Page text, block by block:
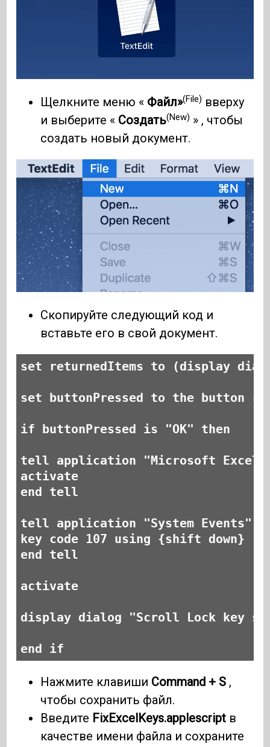
Щелкните меню « Файл»(File) вверху
и выберите « Создать(New) » , чтобы
создать новый документ.
Скопируйте следующий код и
вставьте его в свой документ.
set returnedItems to (display
set buttonPressed to the button
if buttonPressed is "OK" then
tell application "Microsoft Excel"
activate
end tell
tell application "System Events"
key code 107 using {shift down}
end tell
activate
display dialog "Scroll Lock key
end if
Нажмите клавиши Command + S ,
чтобы сохранить файл.
Введите FixExcelKeys.applescript в
качестве имени файла и сохраните